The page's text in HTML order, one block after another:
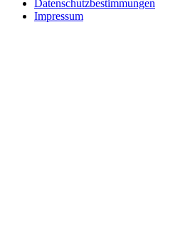
Datenschutzbestimmungen
Impressum